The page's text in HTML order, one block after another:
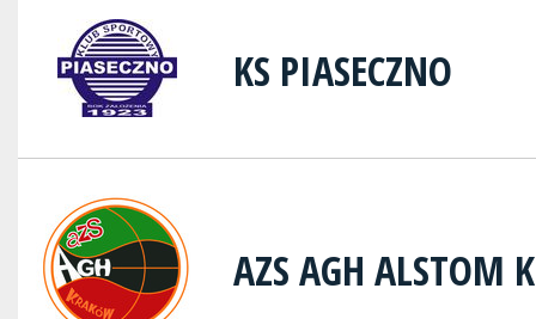
KS PIASECZNO
AZS AGH ALSTOM